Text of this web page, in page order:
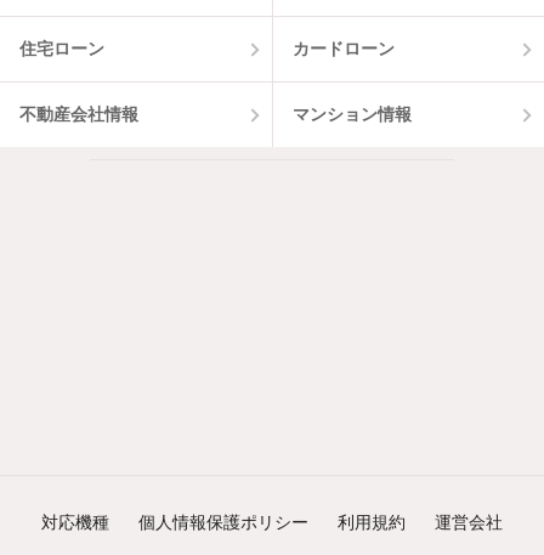
住宅ローン カードローン
不動産会社情報 マンション情報
対応機種 個人情報保護ポリシー 利用規約 運営会社